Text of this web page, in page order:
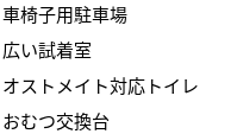
車椅子用駐車場
広い試着室
オストメイト対応トイレ
おむつ交換台